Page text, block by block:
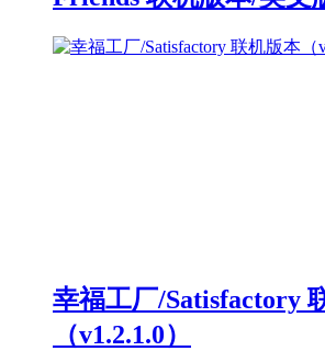
幸福工厂/Satisfactory
（v1.2.1.0）